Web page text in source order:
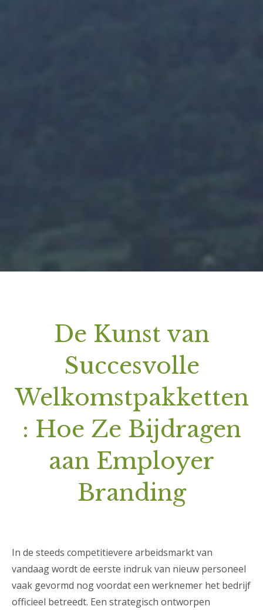
De Kunst van
Succesvolle
Welkomstpakketten
: Hoe Ze Bijdragen
aan Employer
Branding
In de steeds competitievere arbeidsmarkt van
vandaag wordt de eerste indruk van nieuw personeel
vaak gevormd nog voordat een werknemer het bedrijf
officieel betreedt. Een strategisch ontworpen